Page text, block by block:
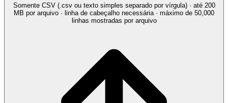
Somente CSV (.csv ou texto simples separado por vírgula) · até 200
MB por arquivo · linha de cabeçalho necessária · máximo de 50,000
linhas mostradas por arquivo